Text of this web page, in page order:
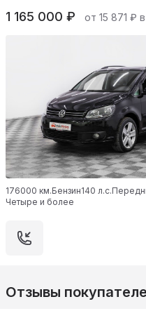
1 165 000 ₽ от 15 871 ₽
176000 км.Бензин140 л.с.
Четыре и более
Отзывы